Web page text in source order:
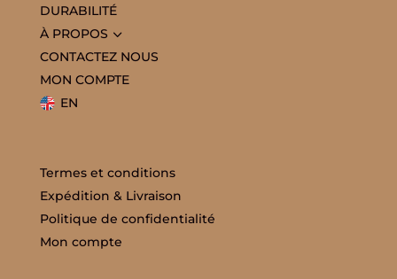
DURABILITÉ
À PROPOS 3
CONTACTEZ NOUS
MON COMPTE
EN
Termes et conditions
Expédition & Livraison
Politique de confidentialité
Mon compte